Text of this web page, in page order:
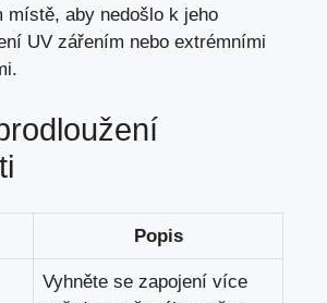
místě, aby nedošlo k jeho
UV zářením nebo extrémními
Popis
Vyhněte se zapojení více